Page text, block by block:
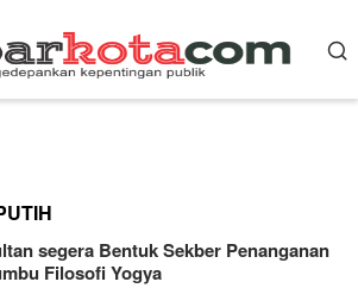
segera Bentuk Sekber Penanganan
Filosofi Yogya